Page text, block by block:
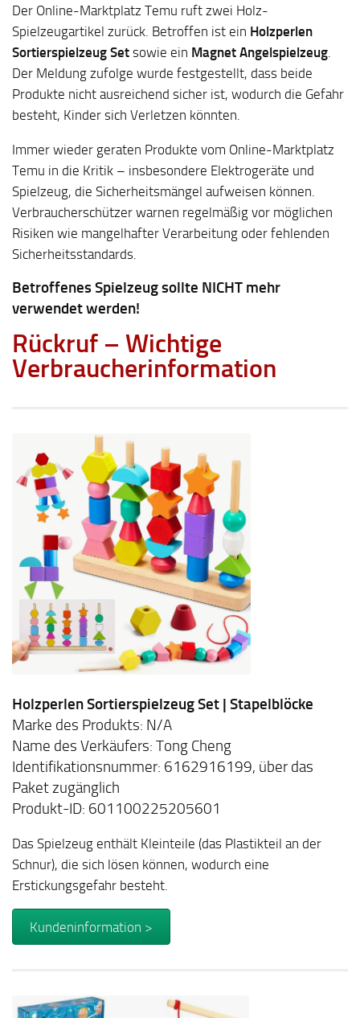
Der Online-Marktplatz Temu ruft zwei Holz-
Spielzeugartikel zurück. Betroffen ist ein Holzperlen
Sortierspielzeug Set sowie ein Magnet Angelspielzeug.
Der Meldung zufolge wurde festgestellt, dass beide
Produkte nicht ausreichend sicher ist, wodurch die Gefahr
besteht, Kinder sich Verletzen könnten.
Immer wieder geraten Produkte vom Online-Marktplatz
Temu in die Kritik – insbesondere Elektrogeräte und
Spielzeug, die Sicherheitsmängel aufweisen können.
Verbraucherschützer warnen regelmäßig vor möglichen
Risiken wie mangelhafter Verarbeitung oder fehlenden
Sicherheitsstandards.
Betroffenes Spielzeug sollte NICHT mehr
verwendet werden!
Rückruf – Wichtige
Verbraucherinformation
Holzperlen Sortierspielzeug Set | Stapelblöcke
Marke des Produkts: N/A
Name des Verkäufers: Tong Cheng
Identifikationsnummer: 6162916199, über das
Paket zugänglich
Produkt-ID: 601100225205601
Das Spielzeug enthält Kleinteile (das Plastikteil an der
Schnur), die sich lösen können, wodurch eine
Erstickungsgefahr besteht.
Kundeninformation >